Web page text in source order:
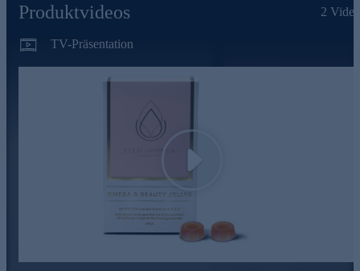
Produktvideos 2
TV-Präsentation